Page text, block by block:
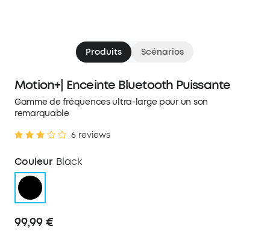
Produits Scénarios
Motion+| Enceinte Bluetooth Puissante
Gamme de fréquences ultra-large pour un son
remarquable
6 reviews
Couleur Black
99,99 €